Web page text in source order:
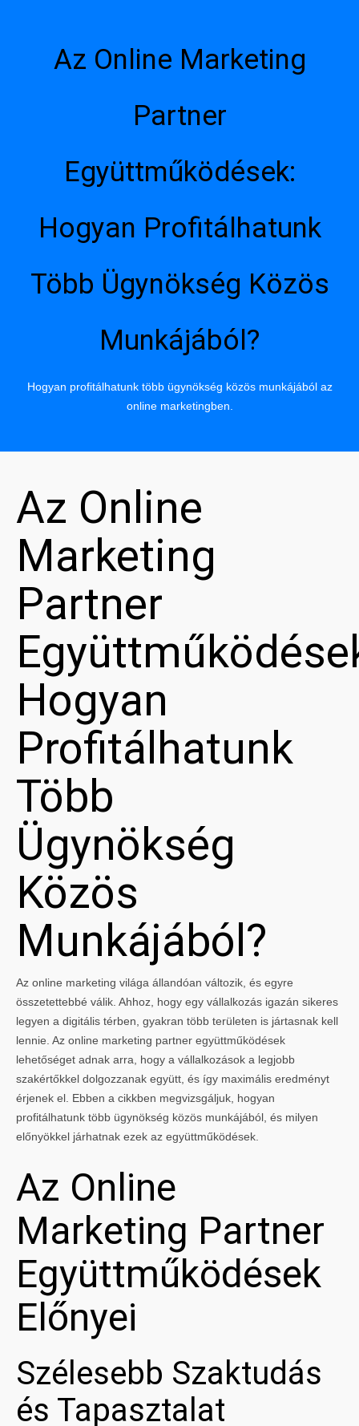
Az Online Marketing
Partner
Együttműködések:
Hogyan Profitálhatunk
Több Ügynökség Közös
Munkájából?
Hogyan profitálhatunk több ügynökség közös munkájából az
online marketingben.
Az Online
Marketing
Partner
Hogyan
Profitálhatunk
Több
Ügynökség
Közös
Munkájából?
Az online marketing világa állandóan változik, és egyre
összetettebbé válik. Ahhoz, hogy egy vállalkozás igazán sikeres
legyen a digitális térben, gyakran több területen is jártasnak kell
lennie. Az online marketing partner együttműködések
lehetőséget adnak arra, hogy a vállalkozások a legjobb
szakértőkkel dolgozzanak együtt, és így maximális eredményt
érjenek el. Ebben a cikkben megvizsgáljuk, hogyan
profitálhatunk több ügynökség közös munkájából, és milyen
előnyökkel járhatnak ezek az együttműködések.
Az Online
Marketing Partner
Együttműködések
Előnyei
Szélesebb Szaktudás
és Tapasztalat